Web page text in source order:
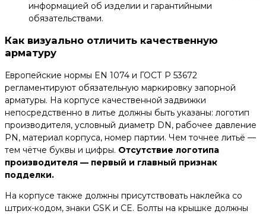
информацией об изделии и гарантийными
обязательствами.
Как визуально отличить качественную
арматуру
Европейские нормы EN 1074 и ГОСТ Р 53672
регламентируют обязательную маркировку запорной
арматуры. На корпусе качественной задвижки
непосредственно в литье должны быть указаны: логотип
производителя, условный диаметр DN, рабочее давление
PN, материал корпуса, номер партии. Чем точнее литьё —
тем чётче буквы и цифры. Отсутствие логотипа
производителя — первый и главный признак
подделки.
На корпусе также должны присутствовать наклейка со
штрих-кодом, знаки GSK и CE. Болты на крышке должны